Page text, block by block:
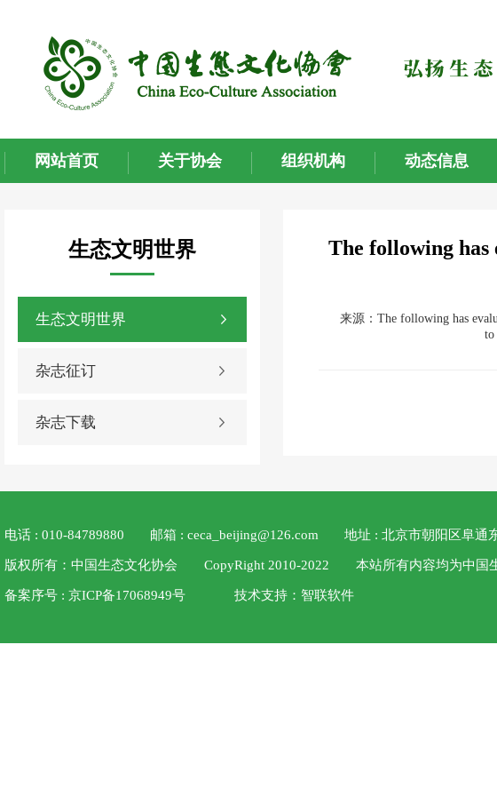
网站首页 关于协会 组织机构 动态信息
生态文明世界
生态文明世界
杂志征订
杂志下载
The following
来源：The following has
to
电话 : 010-84789880 邮箱 : ceca_beijing@126.com 地址 : 北京市朝阳区阜通
版权所有：中国生态文化协会 CopyRight 2010-2022 本站所有内容均为中国生
备案序号 : 京ICP备17068949号 技术支持： 智联软件